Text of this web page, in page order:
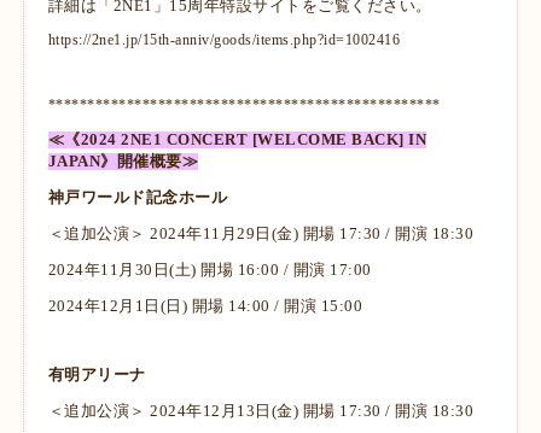
詳細は「2NE1」15周年特設サイトをご覧ください。
https://2ne1.jp/15th-anniv/goods/items.php?id=1002416
**************************************************
≪《2024 2NE1 CONCERT [WELCOME BACK] IN
JAPAN》開催概要≫
神戸ワールド記念ホール
＜追加公演＞ 2024年11月29日(金) 開場 17:30 / 開演 18:30
2024年11月30日(土) 開場 16:00 / 開演 17:00
2024年12月1日(日) 開場 14:00 / 開演 15:00
有明アリーナ
＜追加公演＞ 2024年12月13日(金) 開場 17:30 / 開演 18:30